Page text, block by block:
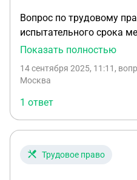
Вопрос по трудовому праву. Во
испытательного срока
уволили "по
материала субподрядной
убрать из трудовой
Восстановиться в
Уволиться по
Показать полностью
14 сентября 2025, 11:11 ,
Москва
1 ответ
Трудовое право